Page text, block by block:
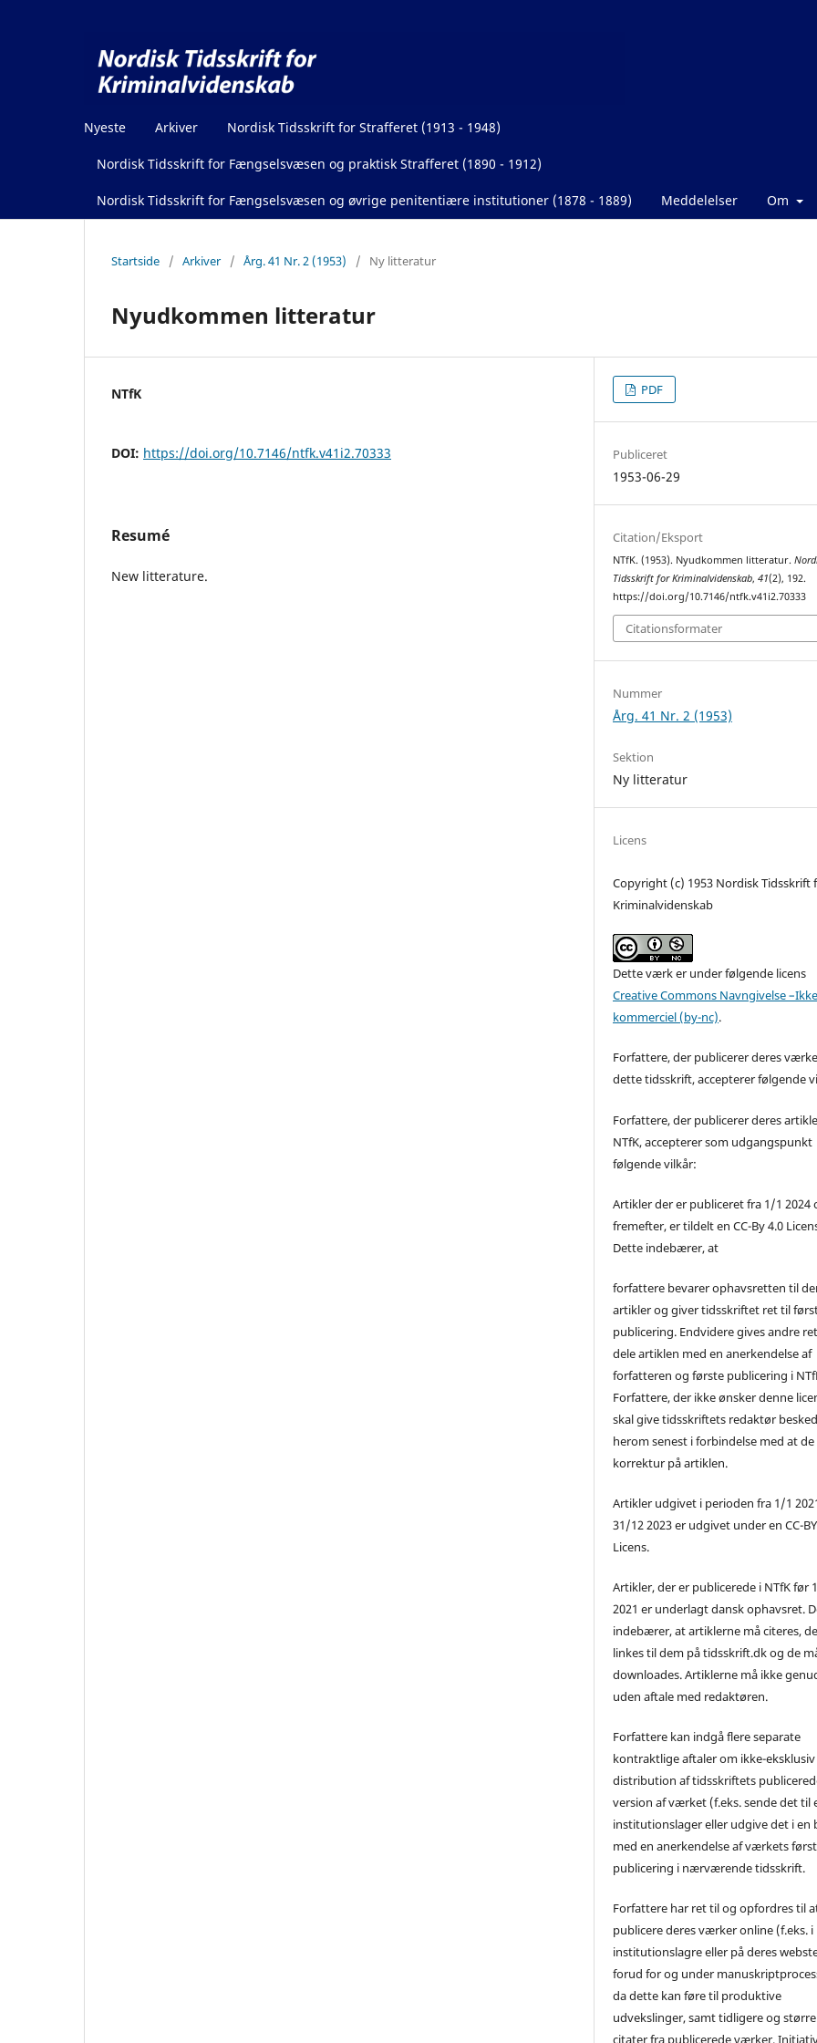
Nyeste Arkiver Nordisk Tidsskrift for Strafferet (1913 - 1948)
Nordisk Tidsskrift for Fængselsvæsen og praktisk Strafferet (1890 - 1912)
Nordisk Tidsskrift for Fængselsvæsen og øvrige penitentiære institutioner (1878 - 1889) Meddelelser Om
Startside / Arkiver / Årg. 41 Nr. 2 (1953) / Ny litteratur
Nyudkommen litteratur
NTfK
DOI: https://doi.org/10.7146/ntfk.v41i2.70333
Resumé
New litterature.
PDF
Publiceret
1953-06-29
Citation/Eksport
NTfK. (1953). Nyudkommen litteratur.
Tidsskrift for Kriminalvidenskab,41(2), 192.
https://doi.org/10.7146/ntfk.v41i2.70333
Citationsformater
Nummer
Årg. 41 Nr. 2 (1953)
Sektion
Ny litteratur
Licens
Copyright (c) 1953 Nordisk Tidsskrift
Kriminalvidenskab
Dette værk er under følgende licens
Creative Commons Navngivelse
kommerciel (by-nc).
Forfattere, der publicerer deres
dette tidsskrift, accepterer følgende
Forfattere, der publicerer deres
NTfK, accepterer som udgangspunkt
følgende vilkår:
Artikler der er publiceret fra 1/1 2024
fremefter, er tildelt en CC-By 4.0
Dette indebærer, at
forfattere bevarer ophavsretten til
artikler og giver tidsskriftet ret til
publicering. Endvidere gives andre
dele artiklen med en anerkendelse af
forfatteren og første publicering i
Forfattere, der ikke ønsker denne
skal give tidsskriftets redaktør besked
herom senest i forbindelse med at
korrektur på artiklen.
Artikler udgivet i perioden fra 1/1
31/12 2023 er udgivet under en CC-
Licens.
Artikler, der er publicerede i NTfK før
2021 er underlagt dansk ophavsret.
indebærer, at artiklerne må citeres,
linkes til dem på tidsskrift.dk og de
downloades. Artiklerne må ikke
uden aftale med redaktøren.
Forfattere kan indgå flere separate
kontraktlige aftaler om ikke-eksklusiv
distribution af tidsskriftets
version af værket (f.eks. sende det til
institutionslager eller udgive det i en
med en anerkendelse af værkets
publicering i nærværende tidsskrift.
Forfattere har ret til og opfordres til
publicere deres værker online (f.eks. i
institutionslagre eller på deres
forud for og under
da dette kan føre til produktive
udvekslinger, samt tidligere og større
citater fra publicerede værker.